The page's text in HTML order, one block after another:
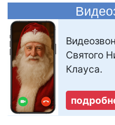
Святого
Клауса.